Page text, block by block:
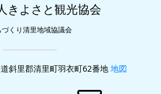
きよさと観光協会
づくり清里地域協議会
斜里郡清里町羽衣町62番地 地図